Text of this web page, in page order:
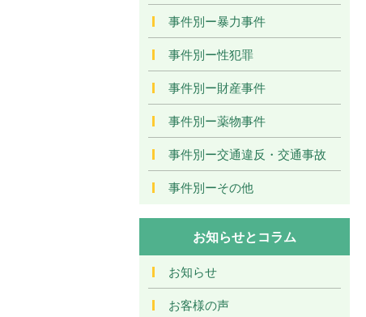
事件別ー暴力事件
事件別ー性犯罪
事件別ー財産事件
事件別ー薬物事件
事件別ー交通違反・交通事故
事件別ーその他
お知らせとコラム
お知らせ
お客様の声